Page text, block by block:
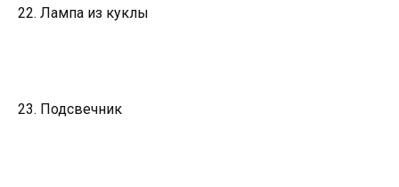
22. Лампа из куклы
23. Подсвечник